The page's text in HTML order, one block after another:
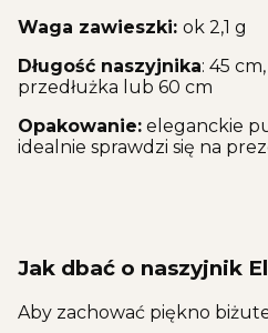
Waga zawieszki: ok 2,1 g
Długość naszyjnika: 45
przedłużka lub 60 cm
Opakowanie: eleganckie
idealnie sprawdzi się na
Jak dbać o naszyjnik
Aby zachować piękno